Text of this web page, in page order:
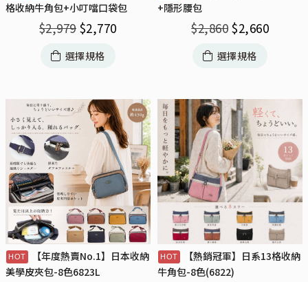
格收納牛角包+小叮噹口袋包
$2,979 $2,770
選擇規格
+隱形腰包
$2,860 $2,660
選擇規格
【年度熱賣No.1】日本收納
美學皮夾包-8色6823L
【熱銷冠軍】日系13格收納
牛角包-8色(6822)